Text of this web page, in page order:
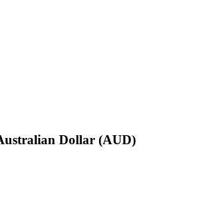
Dollar (AUD)